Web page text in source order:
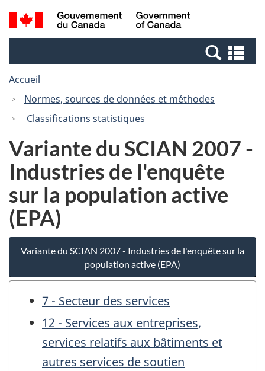
Passer
au
Passer
à
Canada
Recherche
et
et
Accueil
Normes, sources de données et méthodes
Classifications statistiques
Variante du SCIAN 2007 -
Industries de l'enquête
sur la population active
(EPA)
Variante du SCIAN 2007 - Industries de l'enquête sur la
population active (EPA)
7 - Secteur des services
12 - Services aux entreprises,
services relatifs aux bâtiments et
autres services de soutien